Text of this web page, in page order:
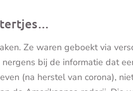
Ze waren geboekt via
bij de informatie dat
(na herstel van corona),